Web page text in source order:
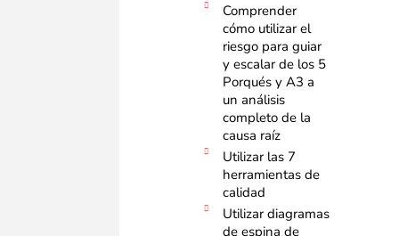
Comprender
cómo utilizar el
riesgo para guiar
y escalar de los 5
Porqués y A3 a
un análisis
completo de la
causa raíz​
Utilizar las 7
herramientas de
calidad
Utilizar diagramas
de espina de